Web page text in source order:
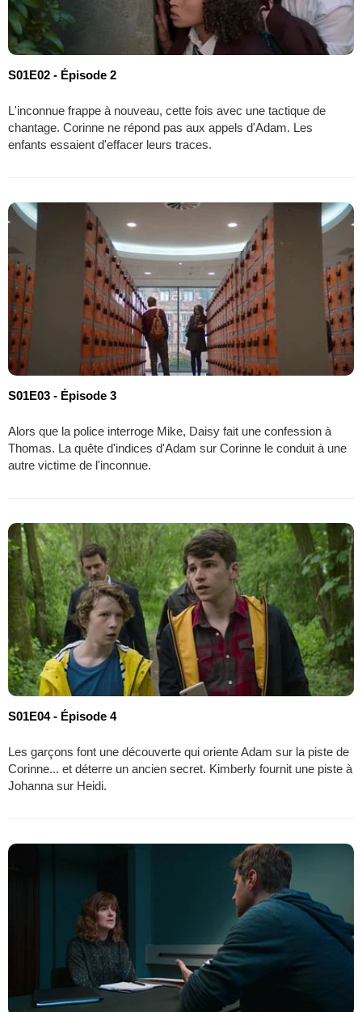
S01E02 - Épisode 2
L'inconnue frappe à nouveau, cette fois avec une tactique de
chantage. Corinne ne répond pas aux appels d'Adam. Les
enfants essaient d'effacer leurs traces.
S01E03 - Épisode 3
Alors que la police interroge Mike, Daisy fait une confession à
Thomas. La quête d'indices d'Adam sur Corinne le conduit à une
autre victime de l'inconnue.
S01E04 - Épisode 4
Les garçons font une découverte qui oriente Adam sur la piste de
Corinne... et déterre un ancien secret. Kimberly fournit une piste à
Johanna sur Heidi.